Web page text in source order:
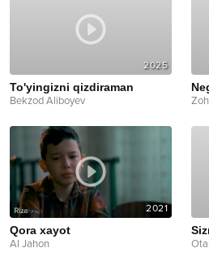
2025
To'yingizni qizdiraman
Bekzod Aliboyev
2021
Qora xayot
Al Jahon